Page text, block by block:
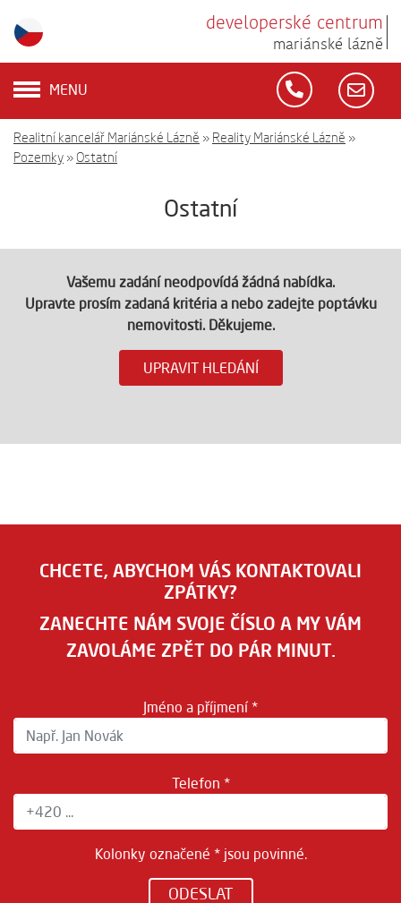
developerské centrum
mariánské lázně
MENU
Realitní kancelář Mariánské Lázně » Reality Mariánské Lázně »
Pozemky » Ostatní
Ostatní
Vašemu zadání neodpovídá žádná nabídka.
Upravte prosím zadaná kritéria a nebo zadejte poptávku
nemovitosti. Děkujeme.
UPRAVIT HLEDÁNÍ
CHCETE, ABYCHOM VÁS KONTAKTOVALI
ZPÁTKY?
ZANECHTE NÁM SVOJE ČÍSLO A MY VÁM
ZAVOLÁME ZPĚT DO PÁR MINUT.
Jméno a příjmení *
Telefon *
Kolonky označené * jsou povinné.
ODESLAT